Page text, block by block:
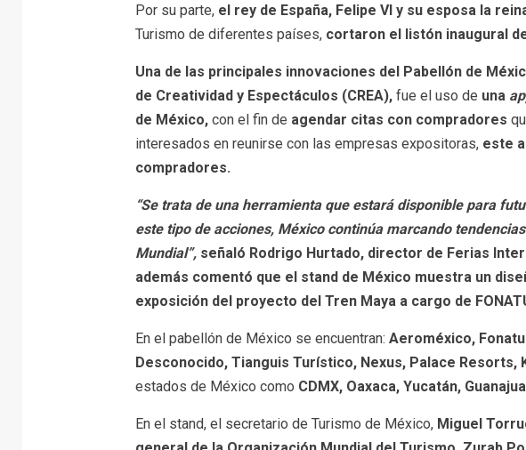
Por su parte, el rey de España, Felipe VI y su esposa la
Turismo de diferentes países, cortaron el listón inaugural
Una de las principales innovaciones del Pabellón de
de Creatividad y Espectáculos (CREA), fue el uso de una
de México,con el fin de agendar citas con compradores
interesados en reunirse con las empresas expositoras, este
compradores.
“Se trata de una herramienta que estará disponible para
este tipo de acciones, México continúa marcando
Mundial”,señaló Rodrigo Hurtado, director de Ferias
además comentó que el stand de México muestra un
exposición del proyecto del Tren Maya a cargo de
En el pabellón de México se encuentran: Aeroméxico,
Desconocido, Tianguis Turístico, Nexus, Palace Resorts,
estados de México como CDMX, Oaxaca, Yucatán,
En el stand, el secretario de Turismo de México, Miguel